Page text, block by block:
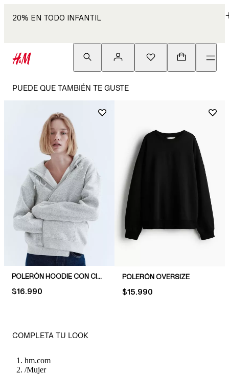
20% EN TODO INFANTIL
PUEDE QUE TAMBIÉN TE GUSTE
POLERÓN HOODIE CON CIERRE
PRICE:
$16.990
POLERÓN OVERSIZE
PRICE:
$15.990
COMPLETA TU LOOK
hm.com
/Mujer